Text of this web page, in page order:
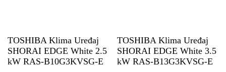
TOSHIBA Klima Uređaj
SHORAI EDGE White 2.5
kW RAS-B10G3KVSG-E
TOSHIBA Klima Uređaj
SHORAI EDGE White 3.5
kW RAS-B13G3KVSG-E